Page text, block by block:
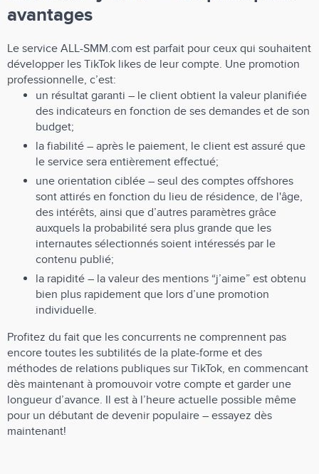
avantages
Le service ALL-SMM.com est parfait pour ceux qui souhaitent
développer les TikTok likes de leur compte. Une promotion
professionnelle, c’est:
un résultat garanti – le client obtient la valeur planifiée
des indicateurs en fonction de ses demandes et de son
budget;
la fiabilité – après le paiement, le client est assuré que
le service sera entièrement effectué;
une orientation ciblée – seul des comptes offshores
sont attirés en fonction du lieu de résidence, de l'âge,
des intérêts, ainsi que d’autres paramètres grâce
auxquels la probabilité sera plus grande que les
internautes sélectionnés soient intéressés par le
contenu publié;
la rapidité – la valeur des mentions “j’aime” est obtenu
bien plus rapidement que lors d’une promotion
individuelle.
Profitez du fait que les concurrents ne comprennent pas
encore toutes les subtilités de la plate-forme et des
méthodes de relations publiques sur TikTok, en commencant
dès maintenant à promouvoir votre compte et garder une
longueur d’avance. Il est à l’heure actuelle possible même
pour un débutant de devenir populaire – essayez dès
maintenant!